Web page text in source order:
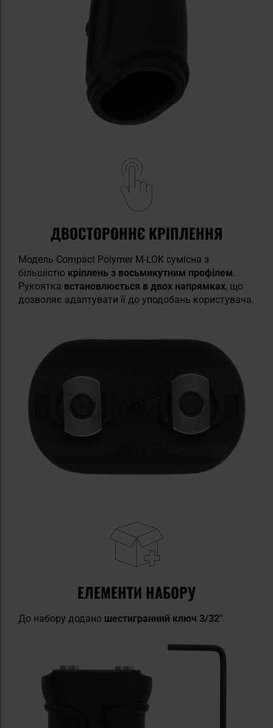
ДВОСТОРОННЄ КРІПЛЕННЯ
Модель Compact Polymer M-LOK сумісна з
більшістю кріплень з восьмикутним профілем.
Рукоятка встановлюється в двох напрямках, що
дозволяє адаптувати її до уподобань користувача.
ЕЛЕМЕНТИ НАБОРУ
До набору додано шестигранний ключ 3/32".